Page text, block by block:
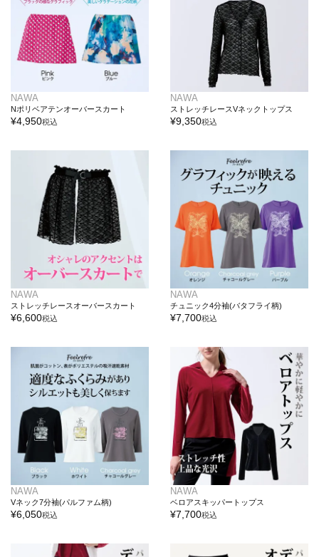
NAWA
Nポリベアテンオーバースカート
¥4,950税込
NAWA
ストレッチレースVネックトップス
¥9,350税込
NAWA
ストレッチレースオーバースカート
¥6,600税込
NAWA
チュニック4分袖(バタフライ柄)
¥7,700税込
NAWA
Vネック7分袖(パルファム柄)
¥6,050税込
NAWA
ベロアスキッパートップス
¥7,700税込